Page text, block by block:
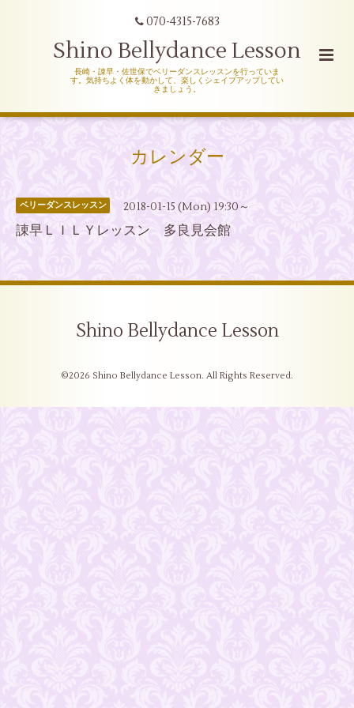
070-4315-7683
Shino Bellydance Lesson
長崎・諌早・佐世保でベリーダンスレッスンを行っていま
す。気持ちよく体を動かして、楽しくシェイプアップしてい
きましょう。
カレンダー
ベリーダンスレッスン 2018-01-15 (Mon) 19:30～
諌早ＬＩＬＹレッスン 多良見会館
Shino Bellydance Lesson
©2026 Shino Bellydance Lesson. All Rights Reserved.